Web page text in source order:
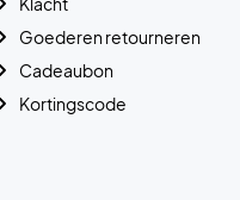
Goederen retourneren
Cadeaubon
Kortingscode